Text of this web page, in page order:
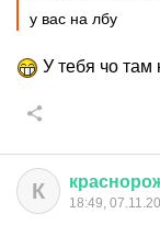
у вас на лбу
У тебя чо там
К 18:49,